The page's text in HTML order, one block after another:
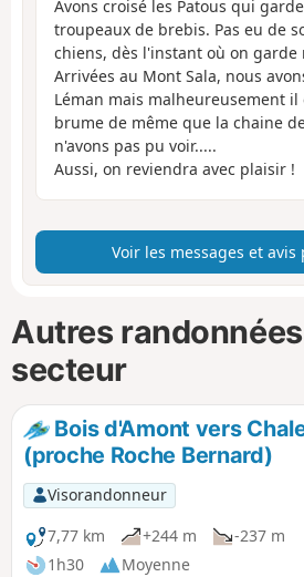
Avons croisé les Patous qui
troupeaux de brebis. Pas eu de
chiens, dès l'instant où on garde
Arrivées au Mont Sala, nous
Léman mais malheureusement il
brume de même que la chaine
n'avons pas pu voir.....
Aussi, on reviendra avec plaisir !
Voir les messages et avis
Autres
secteur
Bois d'Amont vers
(proche Roche Bernard)
Visorandonneur
7,77 km
+244 m
-237 m
1h30
Moyenne